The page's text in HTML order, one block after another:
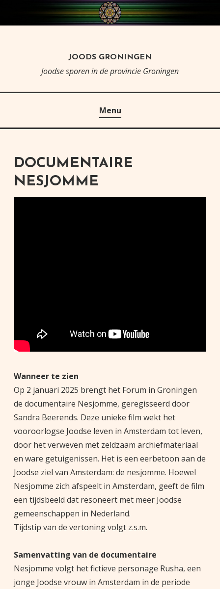
JOODS GRONINGEN
Joodse sporen in de provincie Groningen
Menu
DOCUMENTAIRE
NESJOMME
Wanneer te zien
Op 2 januari 2025 brengt het Forum in Groningen
de documentaire Nesjomme, geregisseerd door
Sandra Beerends. Deze unieke film wekt het
vooroorlogse Joodse leven in Amsterdam tot leven,
door het verweven met zeldzaam archiefmateriaal
en ware getuigenissen. Het is een eerbetoon aan de
Joodse ziel van Amsterdam: de nesjomme. Hoewel
Nesjomme zich afspeelt in Amsterdam, geeft de film
een tijdsbeeld dat resoneert met meer Joodse
gemeenschappen in Nederland.
Tijdstip van de vertoning volgt z.s.m.
Samenvatting van de documentaire
Nesjomme volgt het fictieve personage Rusha, een
jonge Joodse vrouw in Amsterdam in de periode